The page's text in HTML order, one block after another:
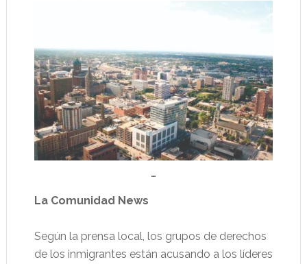
…
La Comunidad News
Según la prensa local, los grupos de derechos
de los inmigrantes están acusando a los líderes